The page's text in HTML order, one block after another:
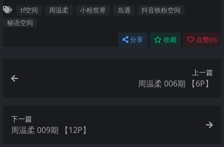
tf空间 周温柔 小粉世界 岛遇
抖音铁粉空间
秘语空间
分享 收藏 点赞(0)
上一篇
周温柔 006期 【6P】
下一篇
周温柔 009期 【12P】